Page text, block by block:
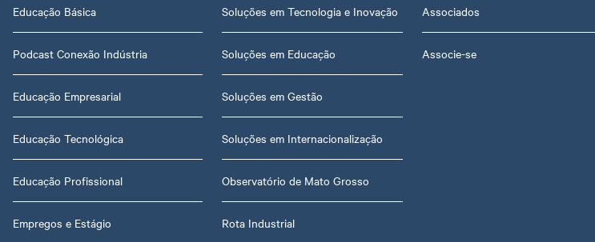
Educação Básica
Podcast Conexão Indústria
Educação Empresarial
Educação Tecnológica
Educação Profissional
Empregos e Estágio
Soluções em Tecnologia e Inovação
Soluções em Educação
Soluções em Gestão
Soluções em Internacionalização
Observatório de Mato Grosso
Rota Industrial
Associados
Associe-se